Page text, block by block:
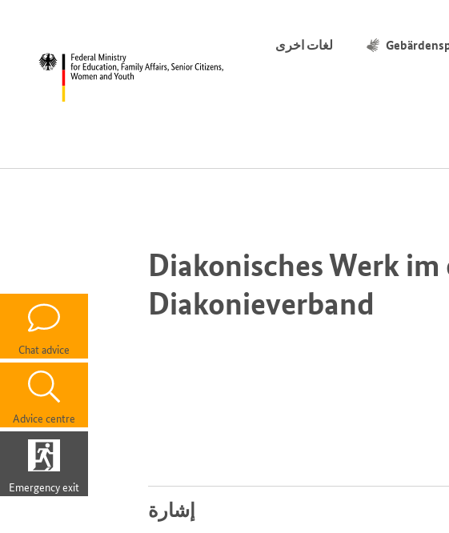
لغات اخرى
Chat advice
Advice centre
Emergency exit
Diakonisches Werk
Diakonieverband
إشارة